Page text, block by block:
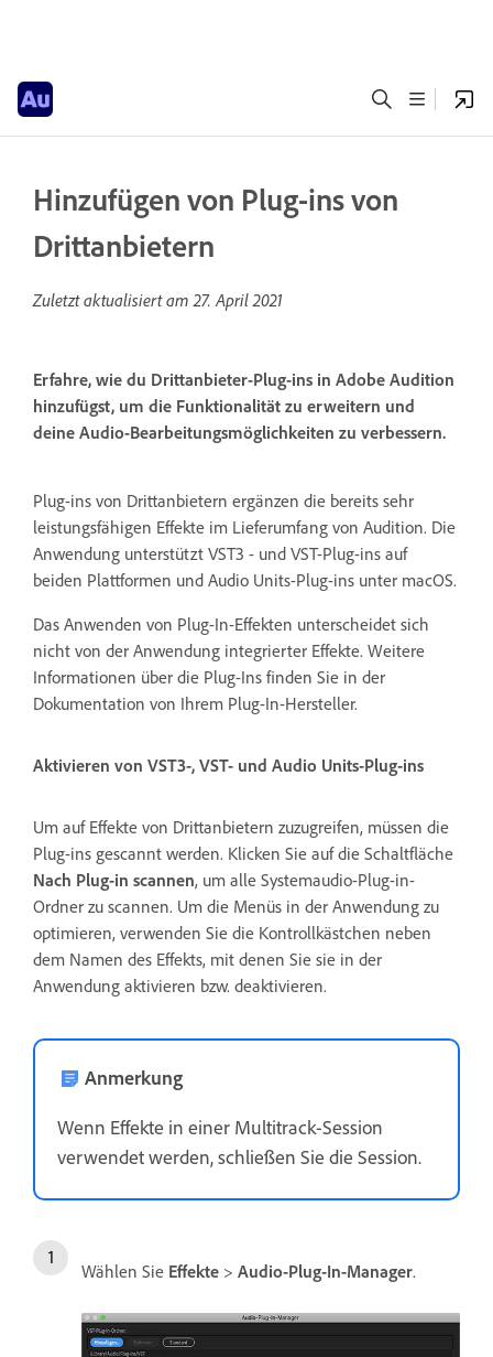
Hinzufügen von Plug-ins von
Drittanbietern
Zuletzt aktualisiert am27. April 2021
Erfahre, wie du Drittanbieter-Plug-ins in Adobe Audition
hinzufügst, um die Funktionalität zu erweitern und
deine Audio-Bearbeitungsmöglichkeiten zu verbessern.
Plug-ins von Drittanbietern ergänzen die bereits sehr
leistungsfähigen Effekte im Lieferumfang von Audition. Die
Anwendung unterstützt VST3 - und VST-Plug-ins auf
beiden Plattformen und Audio Units-Plug-ins unter macOS.
Das Anwenden von Plug-In-Effekten unterscheidet sich
nicht von der Anwendung integrierter Effekte. Weitere
Informationen über die Plug-Ins finden Sie in der
Dokumentation von Ihrem Plug-In-Hersteller.
Aktivieren von VST3-, VST- und Audio Units-Plug-ins
Um auf Effekte von Drittanbietern zuzugreifen, müssen die
Plug-ins gescannt werden. Klicken Sie auf die Schaltfläche
Nach Plug-in scannen, um alle Systemaudio-Plug-in-
Ordner zu scannen. Um die Menüs in der Anwendung zu
optimieren, verwenden Sie die Kontrollkästchen neben
dem Namen des Effekts, mit denen Sie sie in der
Anwendung aktivieren bzw. deaktivieren.
Anmerkung
Wenn Effekte in einer Multitrack-Session
verwendet werden, schließen Sie die Session.
Wählen Sie Effekte > Audio-Plug-In-Manager.